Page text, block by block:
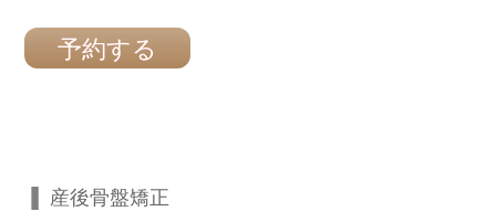
予約する
産後骨盤矯正